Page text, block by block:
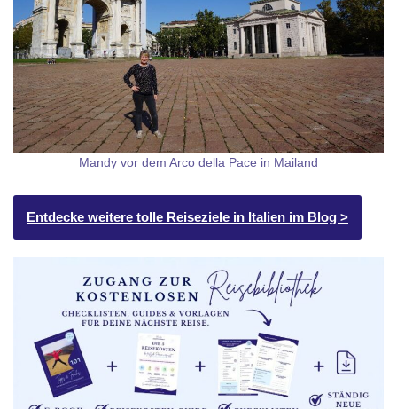
Mandy vor dem Arco della Pace in Mailand
Entdecke weitere tolle Reiseziele in Italien im Blog >